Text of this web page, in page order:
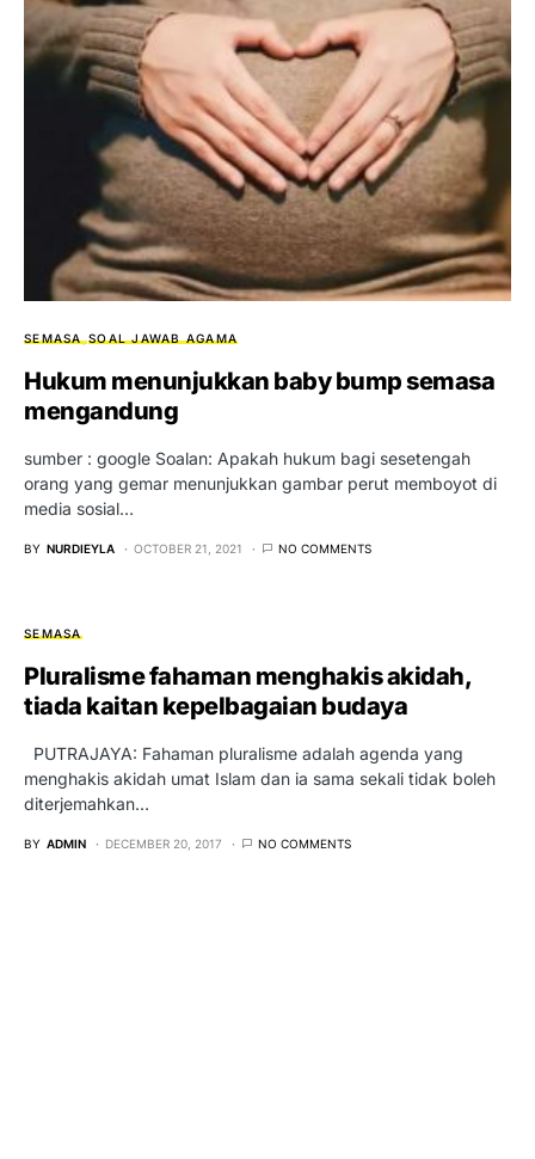
SEMASA SOAL JAWAB AGAMA
Hukum menunjukkan baby bump semasa
mengandung
sumber : google Soalan: Apakah hukum bagi sesetengah
orang yang gemar menunjukkan gambar perut memboyot di
media sosial…
BY NURDIEYLA OCTOBER 21, 2021 NO COMMENTS
SEMASA
Pluralisme fahaman menghakis akidah,
tiada kaitan kepelbagaian budaya
PUTRAJAYA: Fahaman pluralisme adalah agenda yang
menghakis akidah umat Islam dan ia sama sekali tidak boleh
diterjemahkan…
BY ADMIN DECEMBER 20, 2017 NO COMMENTS